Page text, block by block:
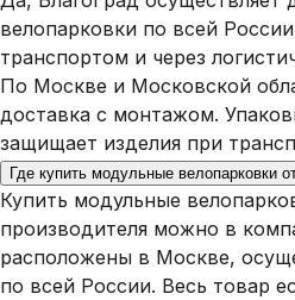
велопарковки по всей
транспортом и через
По Москве и Московской
доставка с монтажом.
защищает изделия при
Где купить модульные велопарковки
Купить модульные
производителя можно в
расположены в Москве,
по всей России. Весь товар